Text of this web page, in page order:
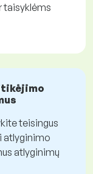
taisyklėms
teisingus
atlyginimo
atlyginimų